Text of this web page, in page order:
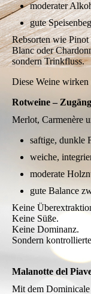
moderater
gute
Rebsorten wie
Blanc oder
sondern Trinkfluss.
Diese Weine wirken
Rotweine –
Merlot, Carmenère
saftige, dunkle
weiche,
moderate
gute Balance
Keine
Keine Süße.
Keine Dominanz.
Sondern
Malanotte del
Mit dem Dominicale